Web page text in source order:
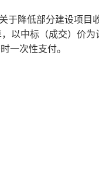
于降低部分建设项目
以中标（成交）价
一次性支付。